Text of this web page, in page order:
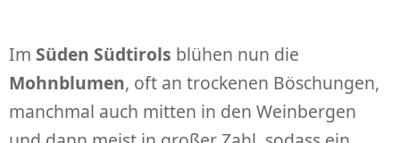
Im Süden Südtirols blühen nun die
Mohnblumen, oft an trockenen Böschungen,
manchmal auch mitten in den Weinbergen